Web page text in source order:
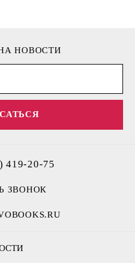
НОВОСТИ
419-20-75
ЗВОНОК